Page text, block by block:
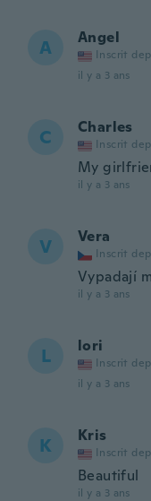
A Angel
Inscrit
il y a 3 ans
C Charles
Inscrit
My
il y a 3 ans
V Vera
Inscrit
Vypadají
il y a 3 ans
L lori
Inscrit
il y a 3 ans
K Kris
Inscrit
Beautiful
il y a 3 ans